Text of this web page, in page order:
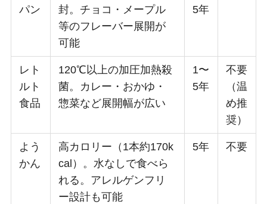
パン
封。チョコ・メープル
等のフレーバー展開が
可能
5年
レト
ルト
食品
120℃以上の加圧加熱殺
菌。カレー・おかゆ・
惣菜など展開幅が広い
1〜
5年
不要
（温
め推
奨）
よう
かん
高カロリー（1本約170k
cal）。水なしで食べら
れる。アレルゲンフリ
ー設計も可能
5年 不要